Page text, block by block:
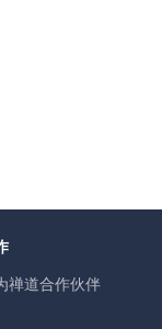
禅道合作伙伴